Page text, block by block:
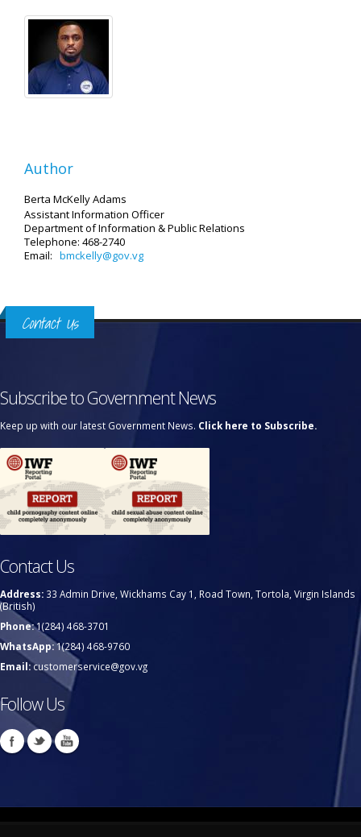
Author
Berta McKelly Adams
Assistant Information Officer
Department of Information & Public Relations
Telephone: 468-2740
Email: bmckelly@gov.vg
Contact Us
Subscribe to Government News
Keep up with our latest Government News. Click here to Subscribe.
Contact Us
Address: 33 Admin Drive, Wickhams Cay 1, Road Town, Tortola, Virgin Islands
(British)
Phone:1(284) 468-3701
WhatsApp:1(284) 468-9760
Email:customerservice@gov.vg
Follow Us